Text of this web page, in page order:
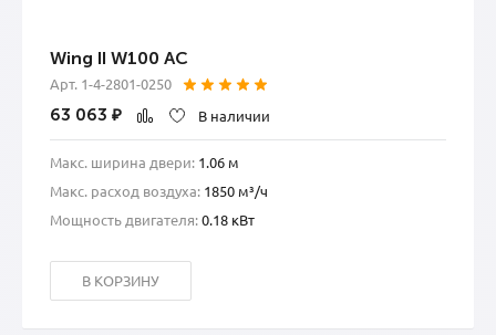
Wing II W100 AC
Арт. 1-4-2801-0250
63 063 ₽ В наличии
Макс. ширина двери: 1.06 м
Макс. расход воздуха: 1850 м³/ч
Мощность двигателя:0.18 кВт
В КОРЗИНУ